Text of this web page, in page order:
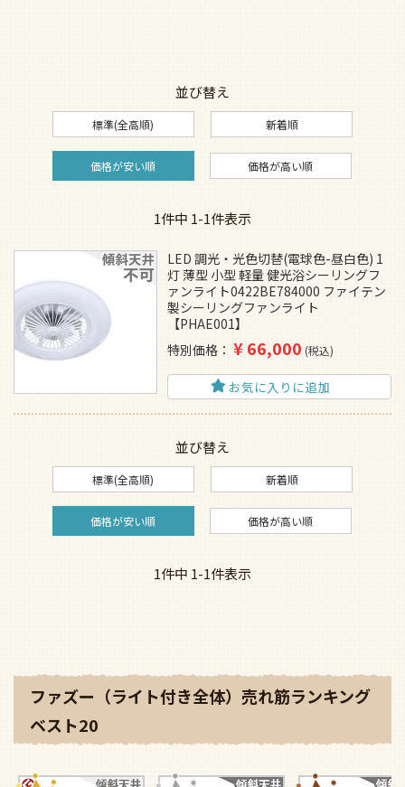
並び替え
標準(全高順) 新着順
価格が安い順 価格が高い順
1件中 1-1件表示
LED 調光・光色切替(電球色-昼白色) 1
灯 薄型 小型 軽量 健光浴シーリングフ
ァンライト0422BE784000 ファイテン
製シーリングファンライト
【PHAE001】
特別価格
¥66,000 税込
お気に入りに追加
並び替え
標準(全高順) 新着順
価格が安い順 価格が高い順
1件中 1-1件表示
ファズー（ライト付き全体）売れ筋ランキング
ベスト20